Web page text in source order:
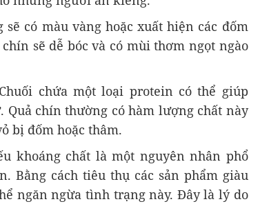
có màu vàng hoặc xuất hiện các đốm
sẽ dễ bóc và có mùi thơm ngọt ngào
chứa một loại protein có thể giúp
Quả chín thường có hàm lượng chất này
bị đốm hoặc thâm.
khoáng chất là một nguyên nhân phổ
Bằng cách tiêu thụ các sản phẩm giàu
ngăn ngừa tình trạng này. Đây là lý do